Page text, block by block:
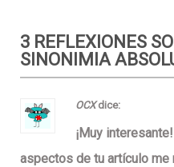
3 REFLEXIONES
SINONIMIA
OCX dice:
¡Muy
aspectos de tu artículo me